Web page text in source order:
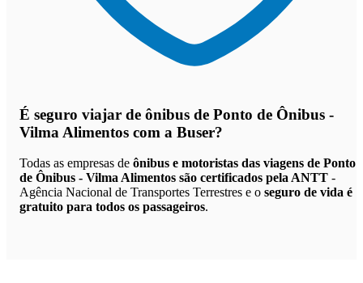
É seguro viajar de ônibus de Ponto de Ônibus -
Vilma Alimentos com a Buser?
Todas as empresas de ônibus e motoristas das viagens de Ponto
de Ônibus - Vilma Alimentos são certificados pela ANTT -
Agência Nacional de Transportes Terrestres e o seguro de vida é
gratuito para todos os passageiros.